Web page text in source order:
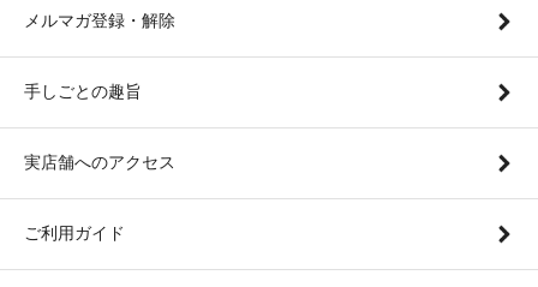
メルマガ登録・解除
手しごとの趣旨
実店舗へのアクセス
ご利用ガイド